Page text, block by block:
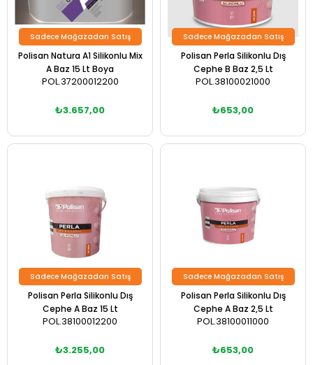
Polisan Natura A1 Silikonlu Mix
A Baz 15 Lt Boya
POL.37200012200
₺3.657,00
Sadece Mağazadan Satış
Polisan Perla Silikonlu Dış
Cephe B Baz 2,5 Lt
POL.38100021000
₺653,00
Sadece Mağazadan Satış
Polisan Perla Silikonlu Dış
Cephe A Baz 15 Lt
POL.38100012200
₺3.255,00
Sadece Mağazadan Satış
Polisan Perla Silikonlu Dış
Cephe A Baz 2,5 Lt
POL.38100011000
₺653,00
Sadece Mağazadan Satış